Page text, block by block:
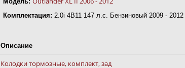
Комплектация: 2.0i 4B11 147 л.с. Бензиновый 2009 - 2012
Описание
Колодки тормозные, комплект, зад